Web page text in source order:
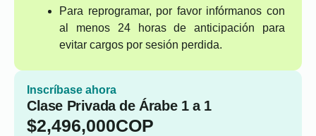
Para reprogramar, por favor infórmanos con
al menos 24 horas de anticipación para
evitar cargos por sesión perdida.
Inscríbase ahora
Clase Privada de Árabe 1 a 1
$2,496,000COP